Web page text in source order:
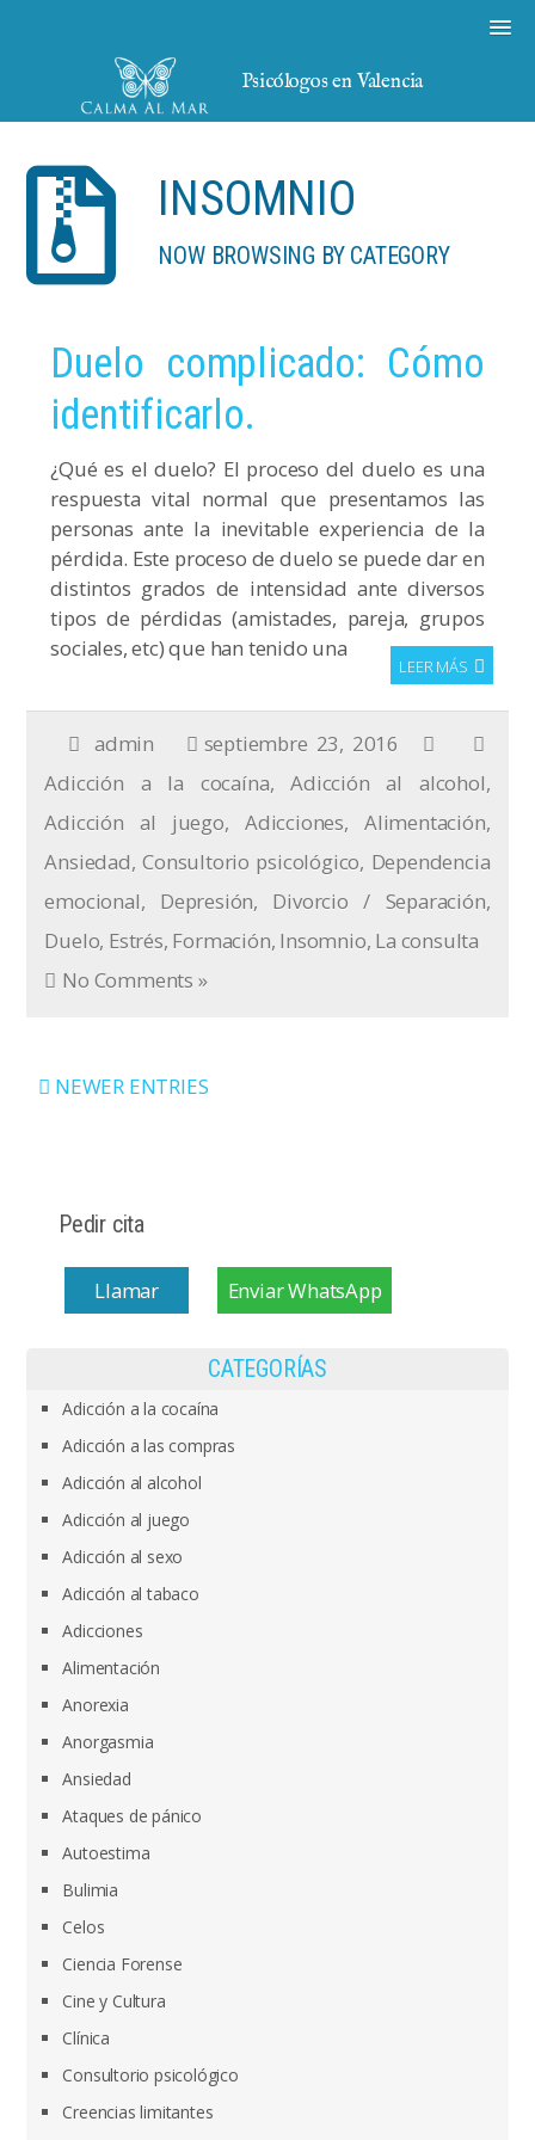
Psicólogos en Valencia
INSOMNIO
NOW BROWSING BY CATEGORY
Duelo complicado: Cómo
identificarlo.
¿Qué es el duelo? El proceso del duelo es una
respuesta vital normal que presentamos las
personas ante la inevitable experiencia de la
pérdida. Este proceso de duelo se puede dar en
distintos grados de intensidad ante diversos
tipos de pérdidas (amistades, pareja, grupos
sociales, etc) que han tenido una
LEER MÁS
admin
septiembre 23, 2016
Adicción a la cocaína,Adicción al alcohol,
Adicción al juego, Adicciones, Alimentación,
Ansiedad,Consultorio psicológico, Dependencia
emocional, Depresión, Divorcio / Separación,
Duelo, Estrés, Formación, Insomnio, La consulta
No Comments »
NEWER ENTRIES
Pedir cita
Llamar Enviar WhatsApp
CATEGORÍAS
Adicción a la cocaína
Adicción a las compras
Adicción al alcohol
Adicción al juego
Adicción al sexo
Adicción al tabaco
Adicciones
Alimentación
Anorexia
Anorgasmia
Ansiedad
Ataques de pánico
Autoestima
Bulimia
Celos
Ciencia Forense
Cine y Cultura
Clínica
Consultorio psicológico
Creencias limitantes